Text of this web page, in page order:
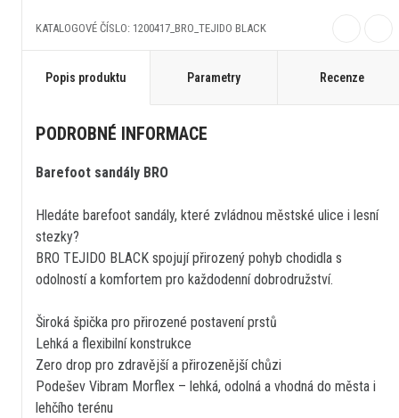
KATALOGOVÉ ČÍSLO: 1200417_BRO_TEJIDO BLACK
Popis produktu Parametry Recenze
PODROBNÉ INFORMACE
Barefoot sandály BRO
Hledáte barefoot sandály, které zvládnou městské ulice i lesní
stezky?
BRO TEJIDO BLACK spojují přirozený pohyb chodidla s
odolností a komfortem pro každodenní dobrodružství.
Široká špička pro přirozené postavení prstů
Lehká a flexibilní konstrukce
Zero drop pro zdravější a přirozenější chůzi
Podešev Vibram Morflex – lehká, odolná a vhodná do města i
lehčího terénu